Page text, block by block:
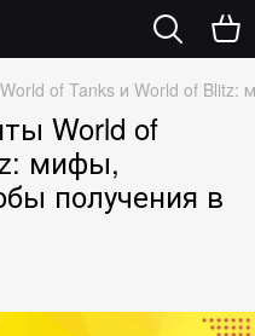
of Tanks и World of
World of
мифы,
получения в